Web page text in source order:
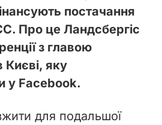
постачання
Про це Ландсбергіс
з главою
яку
у Facebook.
для подальшої